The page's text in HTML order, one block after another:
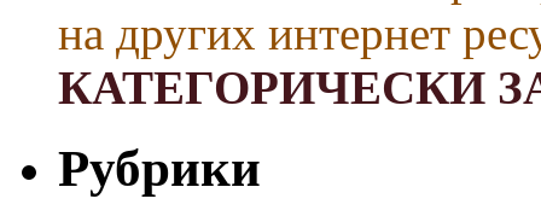
на других интернет
КАТЕГОРИЧЕСКИ
Рубрики